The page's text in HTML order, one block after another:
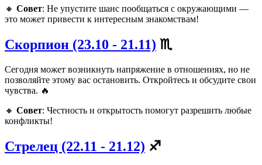
🔸 Совет: Не упустите шанс пообщаться с окружающими —
это может привести к интересным знакомствам!
Скорпион (23.10 - 21.11) ♏️
Сегодня может возникнуть напряжение в отношениях, но не
позволяйте этому вас остановить. Откройтесь и обсудите свои
чувства. 🔥
🔸 Совет: Честность и открытость помогут разрешить любые
конфликты!
Стрелец (22.11 - 21.12) ♐️